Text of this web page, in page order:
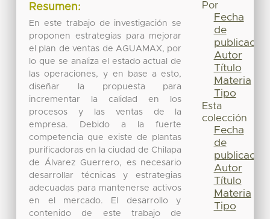
Resumen:
En este trabajo de investigación se
proponen estrategias para mejorar
el plan de ventas de AGUAMAX, por
lo que se analiza el estado actual de
las operaciones, y en base a esto,
diseñar la propuesta para
incrementar la calidad en los
procesos y las ventas de la
empresa. Debido a la fuerte
competencia que existe de plantas
purificadoras en la ciudad de Chilapa
de Álvarez Guerrero, es necesario
desarrollar técnicas y estrategias
adecuadas para mantenerse activos
en el mercado. El desarrollo y
contenido de este trabajo de
Por
Fecha
de
publicación
Autor
Título
Materia
Tipo
Esta
colección
Fecha
de
publicación
Autor
Título
Materia
Tipo